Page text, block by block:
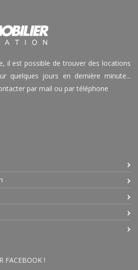
il est possible de trouver des locations
quelques jours en dernière minute...
par mail ou par téléphone
FACEBOOK !